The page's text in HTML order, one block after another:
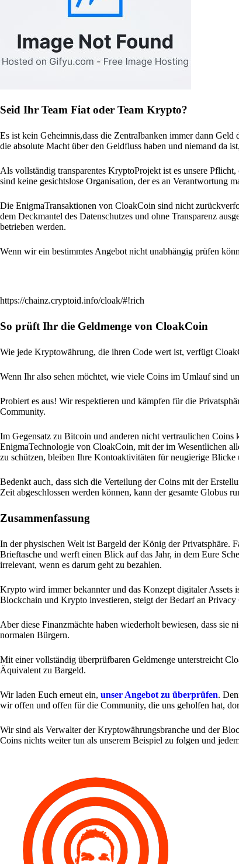
Seid Ihr Team Fiat oder Team Krypto?
Es ist kein Geheimnis,dass die Zentralbanken immer dann
die absolute Macht über den Geldfluss haben und niemand da
Als vollständig transparentes KryptoProjekt ist es unsere
sind keine gesichtslose Organisation, der es an Verantwortung
Die EnigmaTransaktionen von CloakCoin sind nicht
dem Deckmantel des Datenschutzes und ohne Transparenz
betrieben werden.
Wenn wir ein bestimmtes Angebot nicht unabhängig prüfen
https://chainz.cryptoid.info/cloak/#!rich
So prüft Ihr die Geldmenge von CloakCoin
Wie jede Kryptowährung, die ihren Code wert ist, verfügt
Wenn Ihr also sehen möchtet, wie viele Coins im Umlauf sind
Probiert es aus! Wir respektieren und kämpfen für die
Community.
Im Gegensatz zu Bitcoin und anderen nicht vertraulichen
EnigmaTechnologie von CloakCoin, mit der im Wesentlichen
zu schützen, bleiben Ihre Kontoaktivitäten für neugierige Blicke
Bedenkt auch, dass sich die Verteilung der Coins mit der
Zeit abgeschlossen werden können, kann der gesamte
Zusammenfassung
In der physischen Welt ist Bargeld der König der Privatsphäre.
Brieftasche und werft einen Blick auf das Jahr, in dem Eure
irrelevant, wenn es darum geht zu bezahlen.
Krypto wird immer bekannter und das Konzept digitaler Assets
Blockchain und Krypto investieren, steigt der Bedarf an Privacy
Aber diese Finanzmächte haben wiederholt bewiesen, dass sie
normalen Bürgern.
Mit einer vollständig überprüfbaren Geldmenge unterstreicht
Äquivalent zu Bargeld.
Wir laden Euch erneut ein, unser Angebot zu überprüfen.
wir offen und offen für die Community, die uns geholfen hat,
Wir sind als Verwalter der Kryptowährungsbranche und der
Coins nichts weiter tun als unserem Beispiel zu folgen und